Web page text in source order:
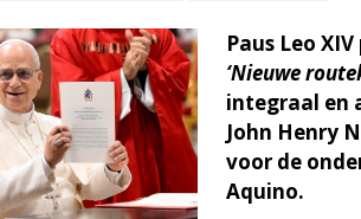
Paus Leo
‘Nieuwe
integraal en
John Henry
voor de
Aquino.